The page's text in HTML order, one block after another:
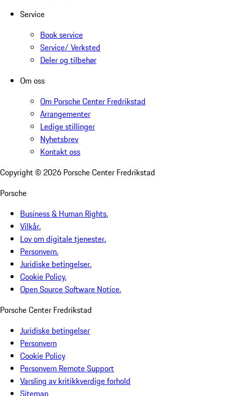
Service
Book service
Service/ Verksted
Deler og tilbehør
Om oss
Om Porsche Center Fredrikstad
Arrangementer
Ledige stillinger
Nyhetsbrev
Kontakt oss
Copyright © 2026 Porsche Center Fredrikstad
Porsche
Business & Human Rights.
Vilkår.
Lov om digitale tjenester.
Personvern.
Juridiske betingelser.
Cookie Policy.
Open Source Software Notice.
Porsche Center Fredrikstad
Juridiske betingelser
Personvern
Cookie Policy
Personvern Remote Support
Varsling av kritikkverdige forhold
Sitemap